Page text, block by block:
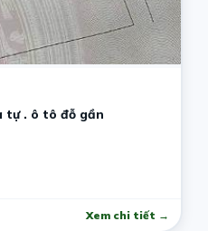
tự . ô tô đỗ gần
Xem chi tiết →